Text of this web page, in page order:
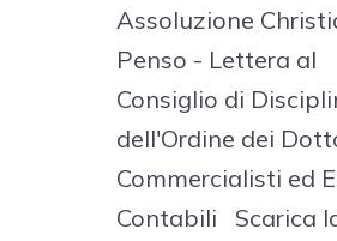
Assoluzione
Penso - Lettera al
Consiglio di
dell'Ordine dei
Commercialisti ed
Contabili Scarica